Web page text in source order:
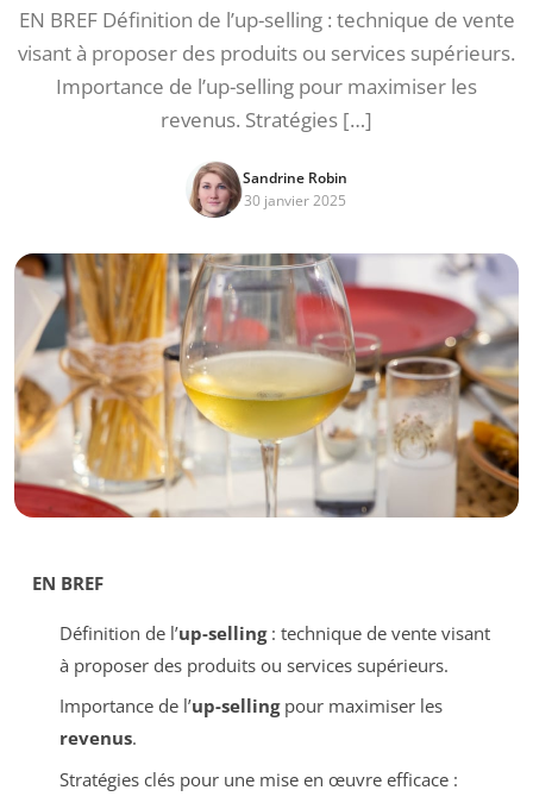
EN BREF Définition de l’up-selling : technique de vente
visant à proposer des produits ou services supérieurs.
Importance de l’up-selling pour maximiser les
revenus. Stratégies […]
Sandrine Robin
30 janvier 2025
EN BREF
Définition de l’up-selling: technique de vente visant
à proposer des produits ou services supérieurs.
Importance de l’up-sellingpour maximiser les
revenus.
Stratégies clés pour une mise en œuvre efficace :